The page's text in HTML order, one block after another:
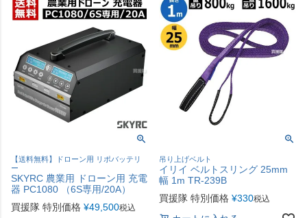
【送料無料】ドローン用 リポバッテリ
ー
SKYRC 農業用 ドローン用 充電
器 PC1080 （6S専用/20A）
買援隊 特別価格 ¥49,500税込
吊り上げベルト
イリイ ベルトスリング 25mm
幅 1m TR-239B
買援隊 特別価格 ¥330税込